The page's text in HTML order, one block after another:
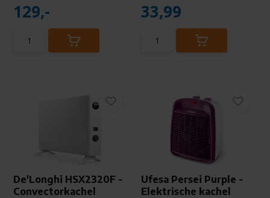
129,- 33,99
De'Longhi HSX2320F -
Convectorkachel
Ufesa Persei Purple -
Elektrische kachel